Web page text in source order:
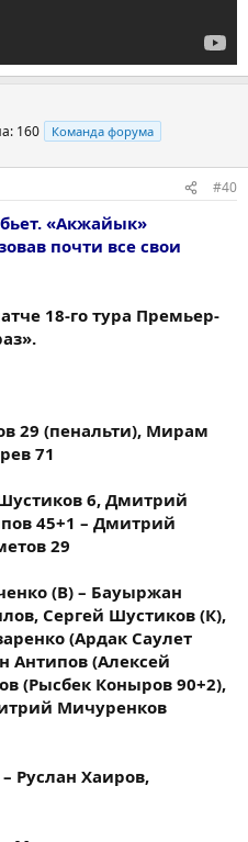
160 Команда форума
#40
«Акжайык»
почти все свои
18-го тура Премьер-
29 (пенальти), Мирам
71
6, Дмитрий
45+1 – Дмитрий
29
(В) – Бауыржан
Сергей Шустиков (К),
(Ардак Саулет
Антипов (Алексей
(Рысбек Коныров 90+2),
Мичуренков
Руслан Хаиров,